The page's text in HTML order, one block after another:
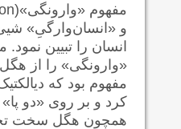
و «انسان‌وارگیِ»
انسان را تبیین
«وارونگی» را از
مفهوم بود که
کرد و بر روی «دو
همچون هگل سخت